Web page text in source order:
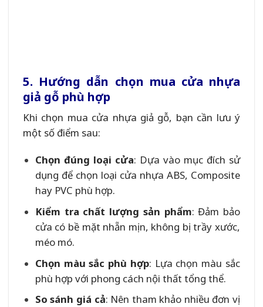
5. Hướng dẫn chọn mua cửa nhựa
giả gỗ phù hợp
Khi chọn mua cửa nhựa giả gỗ, bạn cần lưu ý
một số điểm sau:
Chọn đúng loại cửa: Dựa vào mục đích sử
dụng để chọn loại cửa nhựa ABS, Composite
hay PVC phù hợp.
Kiểm tra chất lượng sản phẩm: Đảm bảo
cửa có bề mặt nhẵn mịn, không bị trầy xước,
méo mó.
Chọn màu sắc phù hợp: Lựa chọn màu sắc
phù hợp với phong cách nội thất tổng thể.
So sánh giá cả: Nên tham khảo nhiều đơn vị